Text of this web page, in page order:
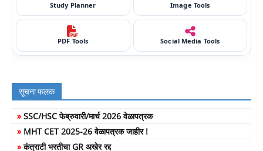
Study Planner Image Tools
PDF Tools Social Media Tools
सूचना फलक
» SSC/HSC फेब्रुवारी/मार्च 2026 वेळापत्रक
» MHT CET 2025-26 वेळापत्रक जाहीर !
»कंत्राटी भरतीचा GR अखेर रद्द